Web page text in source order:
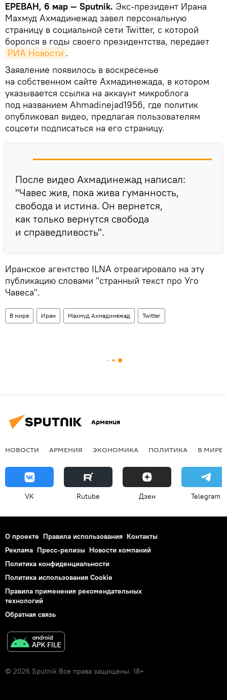
ЕРЕВАН, 6 мар — Sputnik. Экс-президент Ирана
Махмуд Ахмадинежад завел персональную
страницу в социальной сети Twitter, с которой
боролся в годы своего президентства, передает
РИА Новости .
Заявление появилось в воскресенье
на собственном сайте Ахмадинежада, в котором
указывается ссылка на аккаунт микроблога
под названием Ahmadinejad1956, где политик
опубликовал видео, предлагая пользователям
соцсети подписаться на его страницу.
После видео Ахмадинежад написал:
"Чавес жив, пока жива гуманность,
свобода и истина. Он вернется,
как только вернутся свобода
и справедливость".
Иранское агентство ILNA отреагировало на эту
публикацию словами "странный текст про Уго
Чавеса".
В мире Иран Махмуд Ахмадинежад Twitter
Армения
НОВОСТИ АРМЕНИЯ ЭКОНОМИКА ПОЛИТИКА В МИРЕ
VK Rutube Дзен Telegram
О проекте Правила использования Контакты
Реклама Пресс-релизы Новости компаний
Политика конфиденциальности
Политика использования Cookie
Правила применения рекомендательных
технологий
Обратная связь
© 2026 Sputnik Все права защищены. 18+